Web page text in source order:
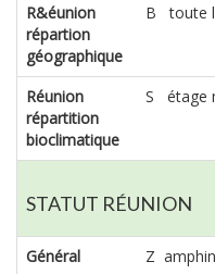
R&éunion
répartion
géographique
B toute
Réunion
répartition
bioclimatique
S étage
STATUT RÉUNION
Général
Z